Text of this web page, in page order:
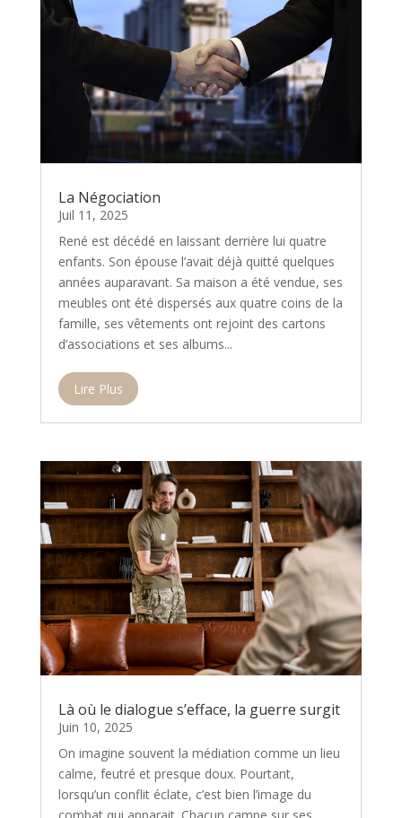
La Négociation
Juil 11, 2025
René est décédé en laissant derrière lui quatre
enfants. Son épouse l’avait déjà quitté quelques
années auparavant. Sa maison a été vendue, ses
meubles ont été dispersés aux quatre coins de la
famille, ses vêtements ont rejoint des cartons
d’associations et ses albums...
Lire Plus
Là où le dialogue s’efface, la guerre surgit
Juin 10, 2025
On imagine souvent la médiation comme un lieu
calme, feutré et presque doux. Pourtant,
lorsqu’un conflit éclate, c’est bien l’image du
combat qui apparait. Chacun campe sur ses